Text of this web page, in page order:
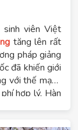
sinh viên Việt
tăng lên rất
pháp giảng
đã khiến giới
với thế mạnh
hợp lý, Hàn